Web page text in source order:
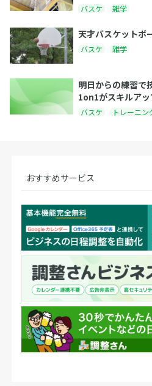
バスケ 雑学
天才バスケットボ
バスケ 雑学
明日からの練習で
1on1がスキルア
バスケ トレーニン
おすすめサービス